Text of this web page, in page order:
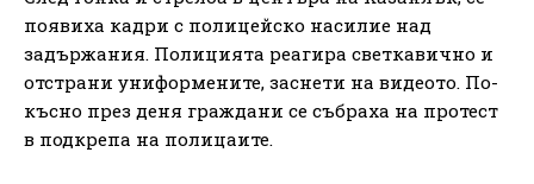
появиха кадри с полицейско насилие над
задържания. Полицията реагира светкавично и
отстрани униформените, заснети на видеото. По-
късно през деня граждани се събраха на протест
в подкрепа на полицаите.